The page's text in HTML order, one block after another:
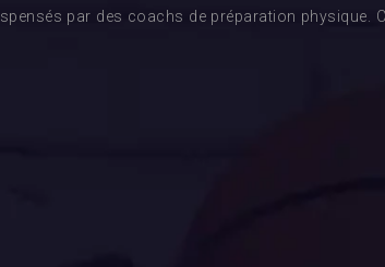
par des coachs de préparation